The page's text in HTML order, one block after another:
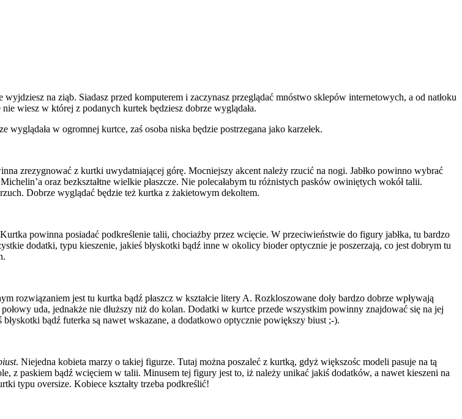
na ziąb. Siadasz przed komputerem i zaczynasz przeglądać mnóstwo sklepów internetowych, a od natłoku
wiesz w której z podanych kurtek będziesz dobrze wyglądała.
w ogromnej kurtce, zaś osoba niska będzie postrzegana jako karzełek.
zrezygnować z kurtki uwydatniającej górę. Mocniejszy akcent należy rzucić na nogi. Jabłko powinno wybrać
oraz bezkształtne wielkie płaszcze. Nie polecałabym tu różnistych pasków owiniętych wokół talii.
Dobrze wyglądać będzie też kurtka z żakietowym dekoltem.
powinna posiadać podkreślenie talii, chociażby przez wcięcie. W przeciwieństwie do figury jabłka, tu bardzo
dodatki, typu kieszenie, jakieś błyskotki bądź inne w okolicy bioder optycznie je poszerzają, co jest dobrym tu
rozwiązaniem jest tu kurtka bądź płaszcz w kształcie litery A. Rozkloszowane doły bardzo dobrze wpływają
uda, jednakże nie dłuższy niż do kolan. Dodatki w kurtce przede wszystkim powinny znajdować się na jej
bądź futerka są nawet wskazane, a dodatkowo optycznie powiększy biust ;-).
. Niejedna kobieta marzy o takiej figurze. Tutaj można poszaleć z kurtką, gdyż większośc modeli pasuje na tą
z paskiem bądź wcięciem w talii. Minusem tej figury jest to, iż należy unikać jakiś dodatków, a nawet kieszeni na
typu oversize. Kobiece kształty trzeba podkreślić!